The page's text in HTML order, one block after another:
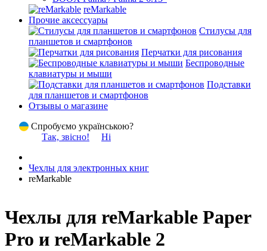
reMarkable
Прочие аксессуары
Стилусы для
планшетов и смартфонов
Перчатки для рисования
Беспроводные
клавиатуры и мыши
Подставки
для планшетов и смартфонов
Отзывы о магазине
Спробуємо українською?
Так, звісно!
Ні
Чехлы для электронных книг
reMarkable
Чехлы для reMarkable Paper
Pro и reMarkable 2